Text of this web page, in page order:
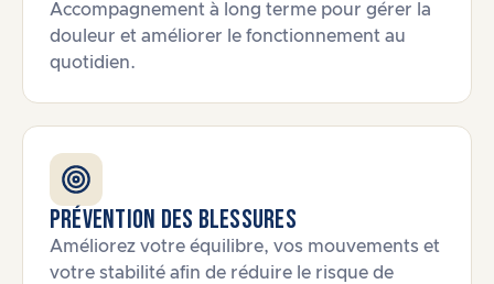
Accompagnement à long terme pour gérer la
douleur et améliorer le fonctionnement au
quotidien.
Prévention des blessures
Améliorez votre équilibre, vos mouvements et
votre stabilité afin de réduire le risque de